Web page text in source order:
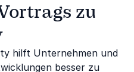
zu
hilft Unternehmen und
besser zu